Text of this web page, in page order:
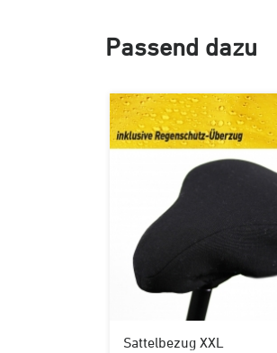
Passend dazu
Sattelbezug XXL